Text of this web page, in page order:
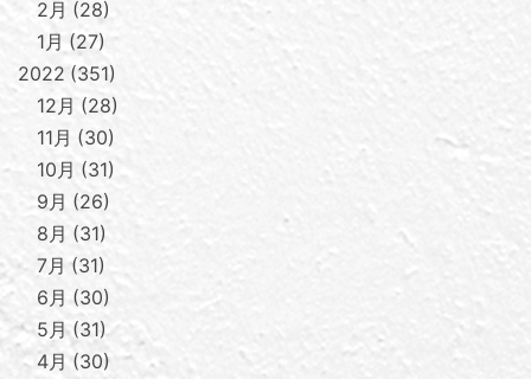
2月
28
1月
27
2022 351
12月
28
11月
30
10月
31
9月
26
8月
31
7月
31
6月
30
5月 31
4月
30